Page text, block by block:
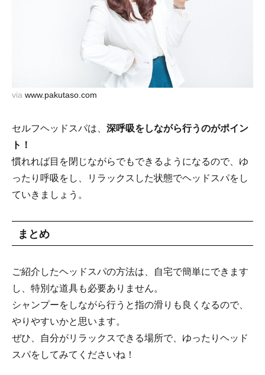
via www.pakutaso.com
セルフヘッドスパは、 深呼吸をしながら行うのがポイン
ト！
慣れれば目を閉じながらでもできるようになるので、ゆ
ったり呼吸をし、リラックスした状態でヘッドスパをし
ていきましょう。
まとめ
ご紹介したヘッドスパの方法は、自宅で簡単にできます
し、特別な道具も必要ありません。
シャンプーをしながら行うと指の滑りも良くなるので、
やりやすいかと思います。
ぜひ、自分がリラックスできる場所で、ゆったりヘッド
スパをしてみてくださいね！